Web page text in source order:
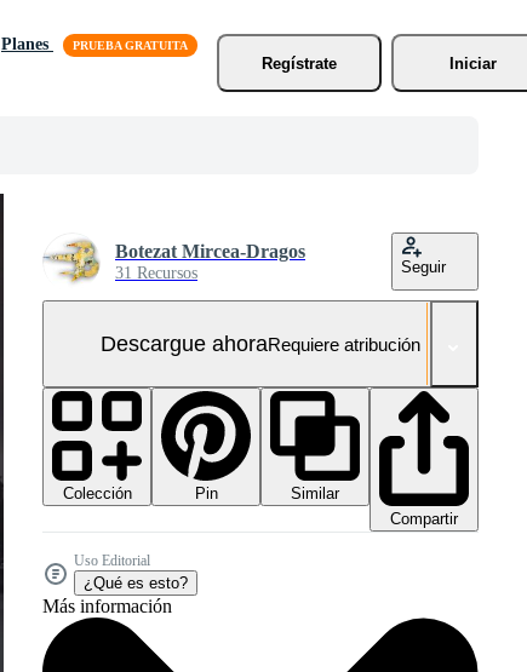
Planes
Regístrate
Iniciar
Botezat Mircea-Dragos
31 Recursos Seguir
Descargue ahoraRequiere atribución
Colección Pin
Similar
Compartir
Uso Editorial
¿Qué es esto?
Más información